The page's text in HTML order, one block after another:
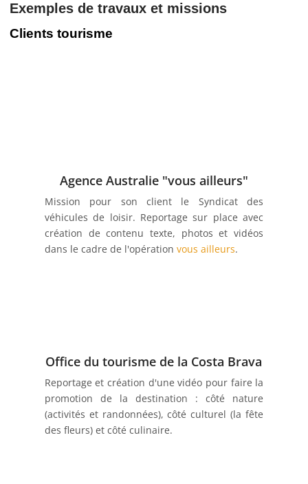
Exemples de travaux et missions
Clients tourisme
Agence Australie "vous ailleurs"
Mission pour son client le Syndicat des
véhicules de loisir. Reportage sur place avec
création de contenu texte, photos et vidéos
dans le cadre de l'opération vous ailleurs.
Office du tourisme de la Costa Brava
Reportage et création d'une vidéo pour faire la
promotion de la destination : côté nature
(activités et randonnées), côté culturel (la fête
des fleurs) et côté culinaire.